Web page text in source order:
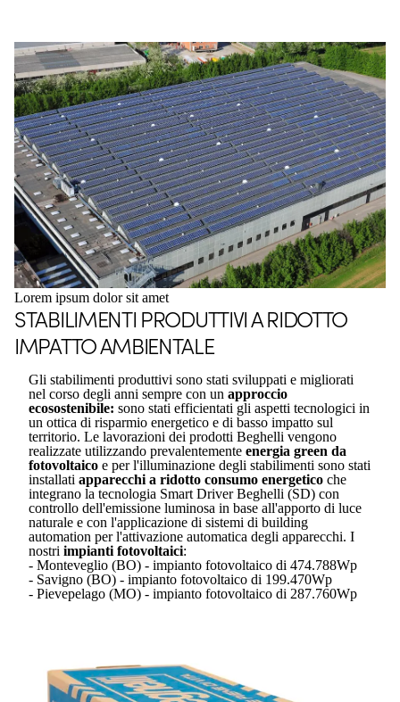
Lorem ipsum dolor sit amet
STABILIMENTI PRODUTTIVI A RIDOTTO
IMPATTO AMBIENTALE
Gli stabilimenti produttivi sono stati sviluppati e migliorati
nel corso degli anni sempre con un approccio
ecosostenibile: sono stati efficientati gli aspetti tecnologici in
un ottica di risparmio energetico e di basso impatto sul
territorio. Le lavorazioni dei prodotti Beghelli vengono
realizzate utilizzando prevalentemente energia green da
fotovoltaico e per l'illuminazione degli stabilimenti sono stati
installati apparecchi a ridotto consumo energetico che
integrano la tecnologia Smart Driver Beghelli (SD) con
controllo dell'emissione luminosa in base all'apporto di luce
naturale e con l'applicazione di sistemi di building
automation per l'attivazione automatica degli apparecchi. I
nostri impianti fotovoltaici:
- Monteveglio (BO) - impianto fotovoltaico di 474.788Wp
- Savigno (BO) - impianto fotovoltaico di 199.470Wp
- Pievepelago (MO) - impianto fotovoltaico di 287.760Wp